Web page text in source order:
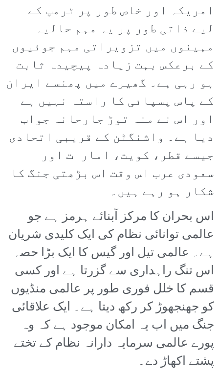
امریکہ اور خاص طور پر ٹرمپ کے
لیے ذاتی طور پر یہ مہم حالیہ
مہینوں میں تزویراتی مہم جوئیوں
کے برعکس بہت زیادہ پیچیدہ ثابت
ہو رہی ہے۔ گھیرے میں پھنسے ایران
کے پاس پسپائی کا راستہ نہیں ہے
اور اس نے منہ توڑ جارحانہ جواب
دیا ہے۔ واشنگٹن کے قریبی اتحادی
جیسے قطر، کویت، امارات اور
سعودی عرب اس وقت اس بڑھتی جنگ کا
شکار ہو رہے ہیں۔
اس بحران کا مرکز آبنائے ہرمز ہے جو
عالمی توانائی نظام کی ایک کلیدی شریان
ہے۔ عالمی تیل اور گیس کا ایک بڑا حصہ
اس تنگ راہداری سے گزرتا ہے اور کسی
قسم کا خلل فوری طور پر عالمی منڈیوں
کو جھنجھوڑ کر رکھ دیتا ہے۔ ایک علاقائی
جنگ میں اب یہ امکان موجود ہے کہ وہ
پورے عالمی سرمایہ دارانہ نظام کے تختے
پشتے اکھاڑ دے۔